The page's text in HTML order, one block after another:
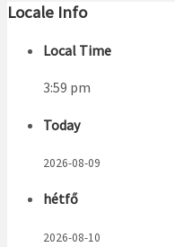
Locale Info
Local Time
3:59 pm
Today
2026-08-09
hétfő
2026-08-10